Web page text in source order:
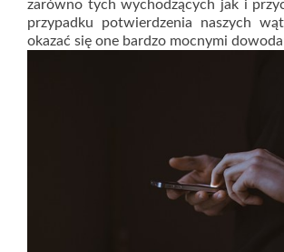
zarówno tych wychodzących jak i
przypadku potwierdzenia naszych
okazać się one bardzo mocnymi